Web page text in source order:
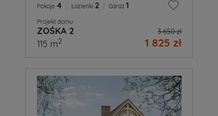
Pokoje 4 Łazienki 2 Garaż 1
Projekt domu
ZOŚKA 2 3 650 zł
1 825 zł
115 m2